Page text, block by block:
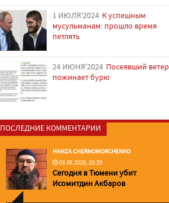
1 ИЮЛЯ'2024 К успешным
мусульманам: прошло время
петлять
24 ИЮНЯ'2024 Посеявший ветер
пожинает бурю
ПОСЛЕДНИЕ КОММЕНТАРИИ
HAMZA CHERNOMORCHENKO
03.06.2026, 23:29
Сегодня в Тюмени убит
Исомитдин Акбаров